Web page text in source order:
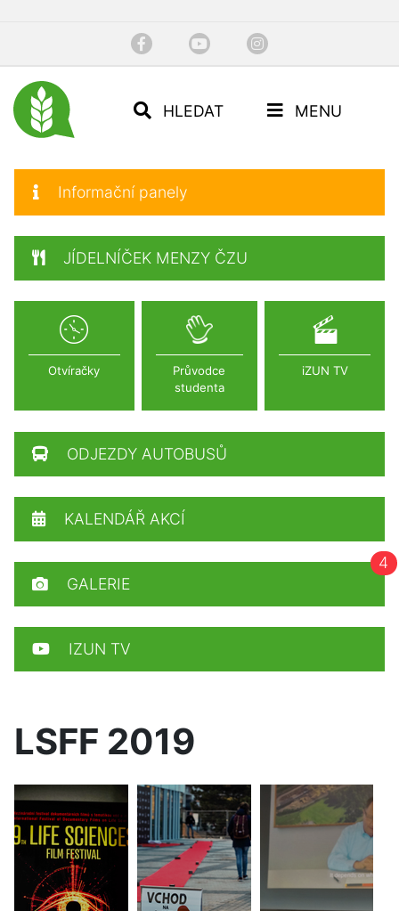
HLEDAT MENU
LSFF 2019
Informační panely
JÍDELNÍČEK MENZY ČZU
Otvíračky
Průvodce
studenta
iZUN TV
ODJEZDY AUTOBUSŮ
KALENDÁŘ AKCÍ
GALERIE
4
IZUN TV